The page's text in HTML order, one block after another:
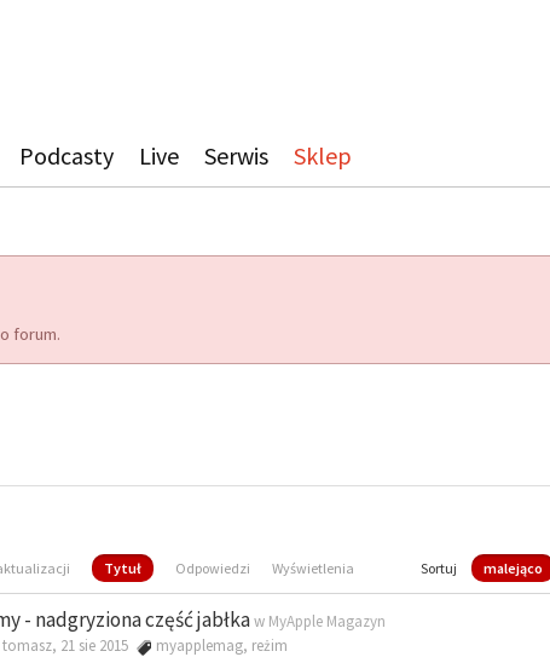
Podcasty Live Serwis Sklep
forum.
Tytuł Odpowiedzi Wyświetlenia Sortuj malejąco
- nadgryziona część jabłkaw MyApple Magazyn
21 sie 2015
myapplemag, reżim